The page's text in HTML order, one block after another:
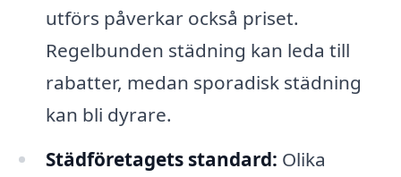
utförs påverkar också priset.
Regelbunden städning kan leda till
rabatter, medan sporadisk städning
kan bli dyrare.
Städföretagets standard: Olika